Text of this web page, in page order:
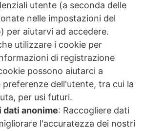
utente (a seconda delle
nelle impostazioni del
per aiutarvi ad accedere.
utilizzare i cookie per
di registrazione
possono aiutarci a
preferenze dell'utente, tra cui la
per usi futuri.
dati anonime: Raccogliere dati
l'accuratezza dei nostri